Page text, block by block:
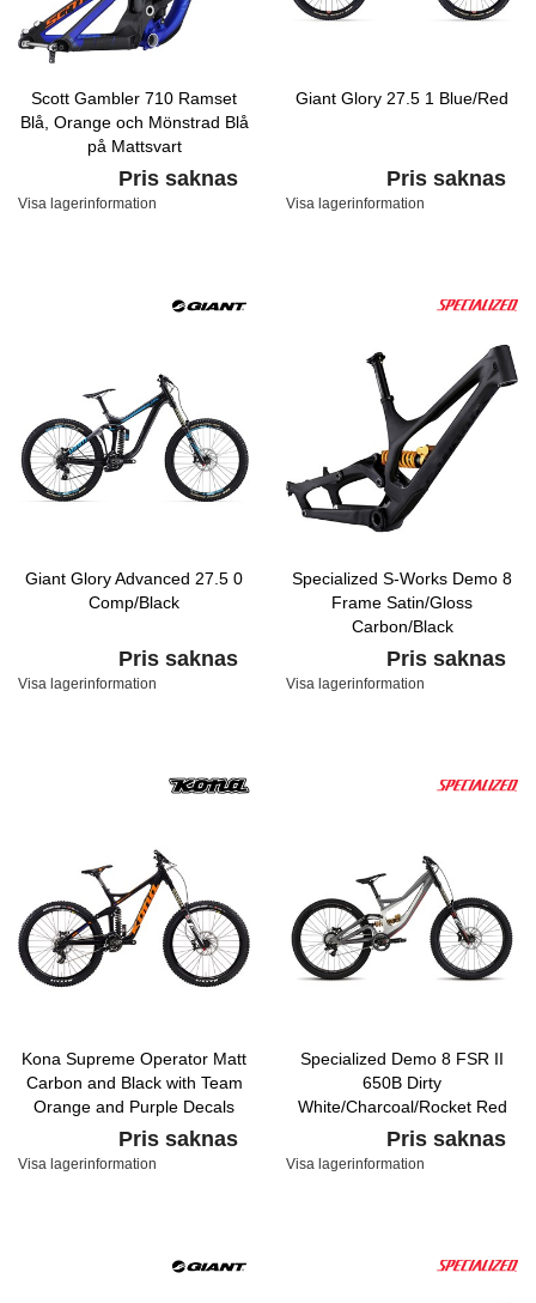
Scott Gambler 710 Ramset
Blå, Orange och Mönstrad Blå
på Mattsvart
Pris saknas
Visa lagerinformation
Giant Glory 27.5 1 Blue/Red
Pris saknas
Visa lagerinformation
Giant Glory Advanced 27.5 0
Comp/Black
Pris saknas
Visa lagerinformation
Specialized S-Works Demo 8
Frame Satin/Gloss
Carbon/Black
Pris saknas
Visa lagerinformation
Kona Supreme Operator Matt
Carbon and Black with Team
Orange and Purple Decals
Pris saknas
Visa lagerinformation
Specialized Demo 8 FSR II
650B Dirty
White/Charcoal/Rocket Red
Pris saknas
Visa lagerinformation